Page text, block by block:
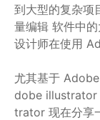
到大型的复杂
量编辑 软件中
设计师在使用
尤其基于
dobe illustrator
trator 现在分享